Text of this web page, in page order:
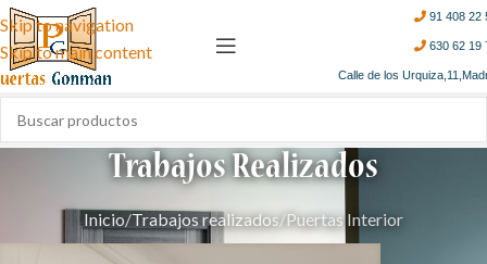
Skip to navigation
Skip to main content
91 408 22
630 62 19
Calle de los
Trabajos Realizados
Inicio Trabajos realizados Puertas Interior